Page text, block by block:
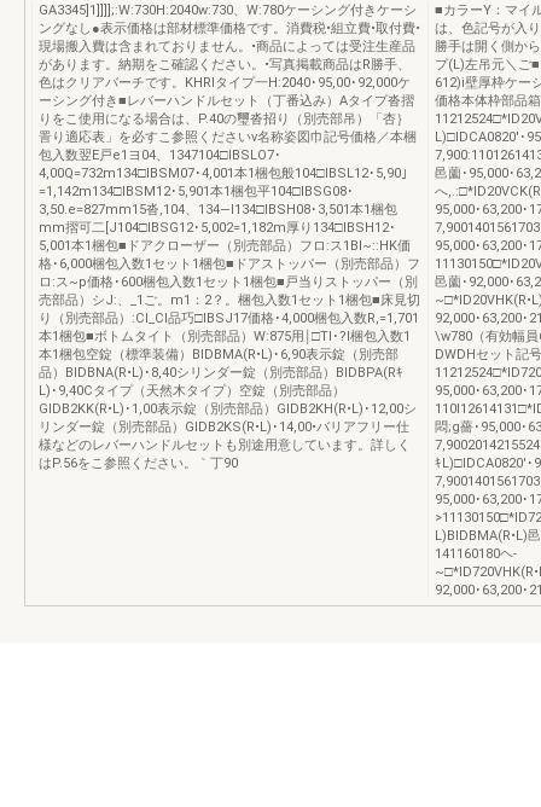
GA3345]1]]]];:W:730H:2040w:730、W:780ケーシング付きケーシ
ングなし●表示価格は部材標準価格です。消費税•組立費•取付費•
現場搬入費は含まれておりません。•商品によっては受注生産品
があります。納期をこ確認ください。•写真掲載商品はR勝手、
色はクリアバーチです。KHRlタイプ一H:2040･95,00･92,000ケ
ーシング付き■レバーハンドルセット（丁番込み）Aタイプ沓摺
りをこ使用になる場合は、P.40の璽沓招り（別売部吊）「杏｝
詈り適応表」を必すこ参照くださいv名称姿図巾記号価格／本梱
包入数翌E戸e1ヨ04、1347104□IBSLO7･
4,00Q=732m134□IBSM07･4,001本1梱包般104□IBSL12･5,90｣
=1,142m134□IBSM12･5,901本1梱包平104□IBSG08･
3,50.e=827mm15沓,104、134―l134□IBSH08･3,501本1梱包
mm摺可二[J104□IBSG12･5,002=1,182m厚り134□IBSH12･
5,001本1梱包■ドアクローザー（別売部品）フロ:ス1BI~::HK価
格･6,000梱包入数1セット1梱包■ドアストッパー（別売部品）フ
ロ:ス~p価格･600梱包入数1セット1梱包■戸当りストッパー（別
売部品）シJ:、_1ご。m1：2？。梱包入数1セット1梱包■床見切
り（別売部品）:CI_CI品巧□IBSJ17価格･4,000梱包入数R,=1,701
本1梱包■ボトムタイト（別売部品）W:875用￨□TI･?I梱包入数1
本1梱包空錠（標準装備）BIDBMA(R•L)･6,90表示錠（別売部
品）BIDBNA(R•L)･8,40シリンダー錠（別売部品）BIDBPA(Rｷ
L)･9,40Cタイプ（天然木タイプ）空錠（別売部品）
GIDB2KK(R•L)･1,00表示錠（別売部品）GIDB2KH(R•L)･12,00シ
リンダー錠（別売部品）GIDB2KS(R•L)･14,00•バリアフリー仕
様などのレバーハンドルセットも別途用意しています。詳しく
はP.56をこ参照ください。｀丁90
■カラーY：マイ
は、色記号が入
勝手は開く側か
プ(L)左吊元＼ご
612)i壁厚枠ケー
価格本体枠部品
L)□IDCA0820'･
邑薗･95,000･
へ
95,000･63,200･
95,000･63,200･
邑薗･92,000･
92,000･63,200･
\w780（有効幅
DWDHセット記
95,000･63,200･
悶;g薔･95,000･
ｷL)□IDCA0820'･
95,000･63,200･
L)BIDBMA(R•L)
141160180ヘ-
92,000･63,200･